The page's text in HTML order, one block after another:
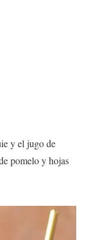
y el jugo de
pomelo y hojas